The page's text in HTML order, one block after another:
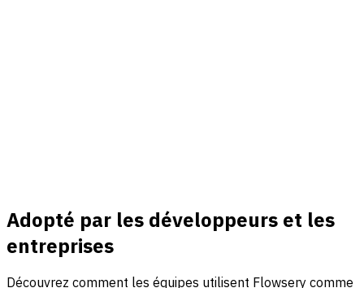
Adopté par les développeurs et les
entreprises
Découvrez comment les équipes utilisent Flowsery comme